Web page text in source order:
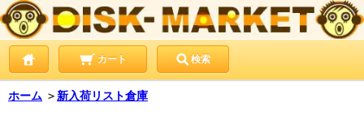
カート 検索
ホーム ＞ 新入荷リスト倉庫